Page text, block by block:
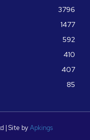
3796
1477
592
410
407
85
| Site byApkings